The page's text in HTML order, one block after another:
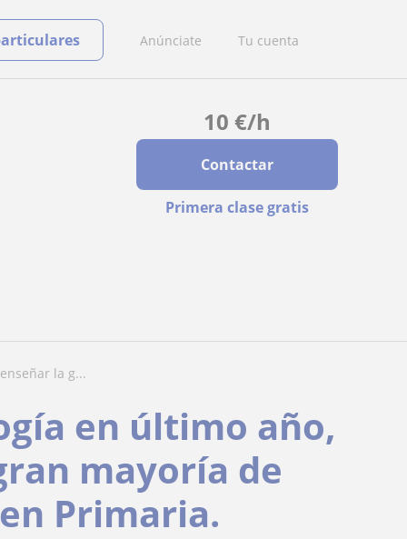
Anúnciate Tu cuenta
10 €/h
Contactar
Primera clase gratis
la g...
en último año,
mayoría de
Primaria.